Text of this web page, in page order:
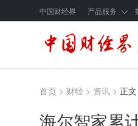
中国财经界 产品服务
首页 > 财经 > 资讯 > 正文
海尔智家累